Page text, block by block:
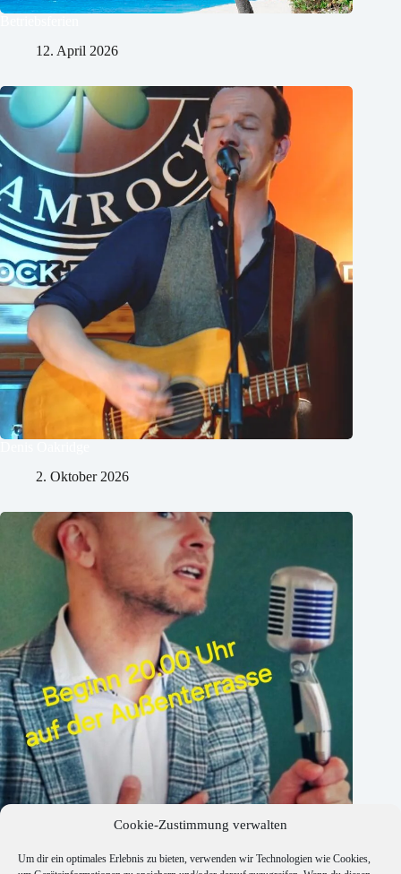
Cookie-Zustimmung verwalten
Um dir ein optimales Erlebnis zu bieten, verwenden wir Technologien wie Cookies,
12. April 2026
2. Oktober 2026